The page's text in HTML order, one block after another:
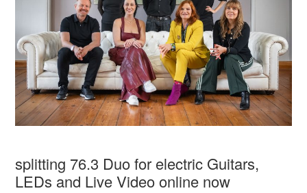
splitting 76.3 Duo for electric Guitars,
LEDs and Live Video online now